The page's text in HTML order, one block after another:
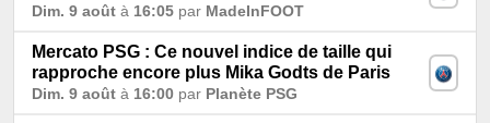
Dim. 9 août à 16:05 par MadeInFOOT
Mercato PSG : Ce nouvel indice de taille qui
rapproche encore plus Mika Godts de Paris
Dim. 9 août à 16:00 par Planète PSG